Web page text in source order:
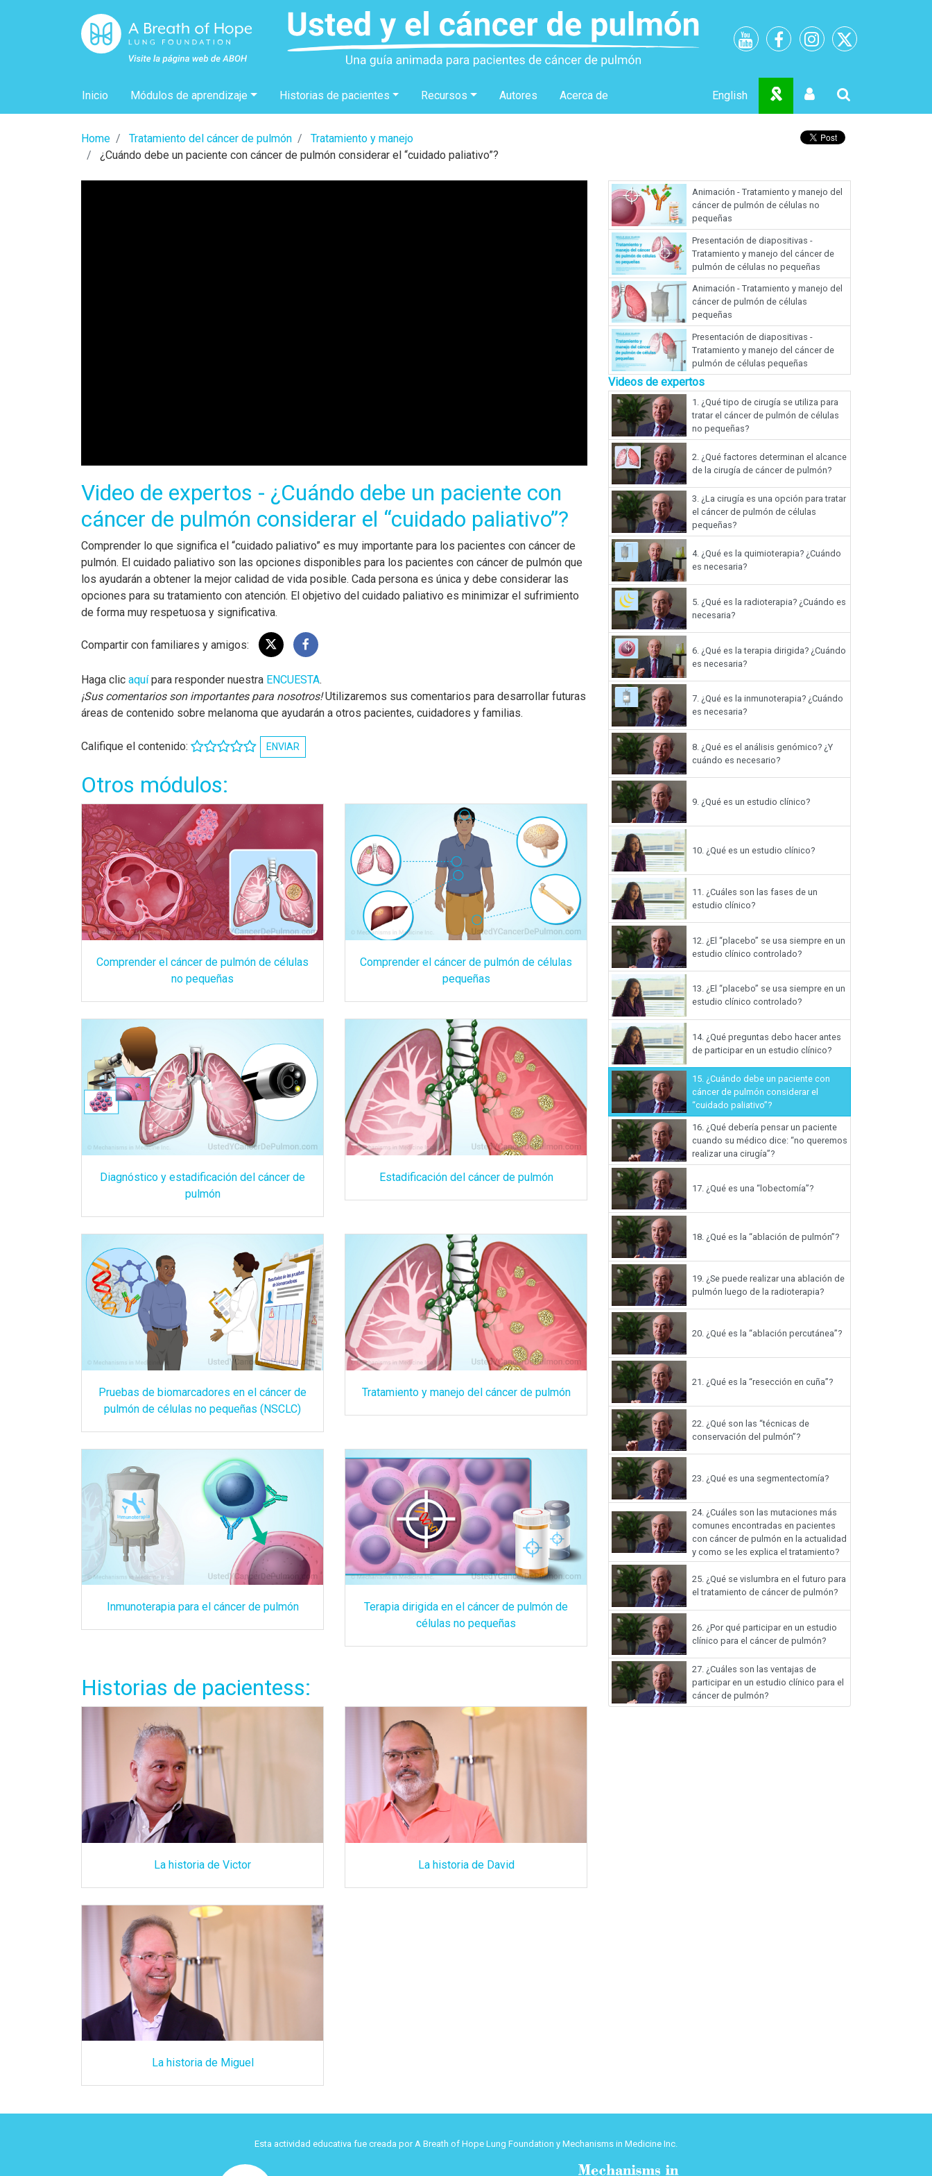
Inicio Módulos de aprendizaje Historias de pacientes Recursos Autores Acerca de English
Home Tratamiento del cáncer de pulmón
Tratamiento y manejo
¿Cuándo debe un paciente con cáncer de pulmón considerar el “cuidado paliativo”?
Video de expertos - ¿Cuándo debe un paciente con
cáncer de pulmón considerar el “cuidado paliativo”?
Comprender lo que significa el “cuidado paliativo” es muy importante para los pacientes con cáncer de
pulmón. El cuidado paliativo son las opciones disponibles para los pacientes con cáncer de pulmón que
los ayudarán a obtener la mejor calidad de vida posible. Cada persona es única y debe considerar las
opciones para su tratamiento con atención. El objetivo del cuidado paliativo es minimizar el sufrimiento
de forma muy respetuosa y significativa.
Compartir con familiares y amigos:
Haga clic aquípara responder nuestra ENCUESTA.
¡Sus comentarios son importantes para nosotros!Utilizaremos sus comentarios para desarrollar futuras
áreas de contenido sobre melanoma que ayudarán a otros pacientes, cuidadores y familias.
Califique el contenido: ENVIAR
Otros módulos:
Comprender el cáncer de pulmón de células
no pequeñas
Comprender el cáncer de pulmón de células
pequeñas
Diagnóstico y estadificación del cáncer de
pulmón
Estadificación del cáncer de pulmón
Pruebas de biomarcadores en el cáncer de
pulmón de células no pequeñas (NSCLC)
Tratamiento y manejo del cáncer de pulmón
Inmunoterapia para el cáncer de pulmón
Terapia dirigida en el cáncer de pulmón de
células no pequeñas
Historias de pacientess:
La historia de Victor La historia de David
La historia de Miguel
Animación - Tratamiento y manejo del
cáncer de pulmón de células no
pequeñas
Presentación de diapositivas -
Tratamiento y manejo del cáncer de
pulmón de células no pequeñas
Animación - Tratamiento y manejo del
cáncer de pulmón de células
pequeñas
Presentación de diapositivas -
Tratamiento y manejo del cáncer de
pulmón de células pequeñas
Videos de expertos
1. ¿Qué tipo de cirugía se utiliza para
tratar el cáncer de pulmón de células
no pequeñas?
2. ¿Qué factores determinan el alcance
de la cirugía de cáncer de pulmón?
3. ¿La cirugía es una opción para tratar
el cáncer de pulmón de células
pequeñas?
4. ¿Qué es la quimioterapia? ¿Cuándo
es necesaria?
5. ¿Qué es la radioterapia? ¿Cuándo es
necesaria?
6. ¿Qué es la terapia dirigida? ¿Cuándo
es necesaria?
7. ¿Qué es la inmunoterapia? ¿Cuándo
es necesaria?
8. ¿Qué es el análisis genómico? ¿Y
cuándo es necesario?
9. ¿Qué es un estudio clínico?
10. ¿Qué es un estudio clínico?
11. ¿Cuáles son las fases de un
estudio clínico?
12. ¿El “placebo” se usa siempre en un
estudio clínico controlado?
13. ¿El “placebo” se usa siempre en un
estudio clínico controlado?
14. ¿Qué preguntas debo hacer antes
de participar en un estudio clínico?
15. ¿Cuándo debe un paciente con
cáncer de pulmón considerar el
“cuidado paliativo”?
16. ¿Qué debería pensar un paciente
cuando su médico dice: “no queremos
realizar una cirugía”?
17. ¿Qué es una “lobectomía”?
18. ¿Qué es la “ablación de pulmón”?
19. ¿Se puede realizar una ablación de
pulmón luego de la radioterapia?
20. ¿Qué es la “ablación percutánea”?
21. ¿Qué es la “resección en cuña”?
22. ¿Qué son las “técnicas de
conservación del pulmón”?
23. ¿Qué es una segmentectomía?
24. ¿Cuáles son las mutaciones más
comunes encontradas en pacientes
con cáncer de pulmón en la actualidad
y como se les explica el tratamiento?
25. ¿Qué se vislumbra en el futuro para
el tratamiento de cáncer de pulmón?
26. ¿Por qué participar en un estudio
clínico para el cáncer de pulmón?
27. ¿Cuáles son las ventajas de
participar en un estudio clínico para el
cáncer de pulmón?
Esta actividad educativa fue creada por A Breath of Hope Lung Foundation y Mechanisms in Medicine Inc.